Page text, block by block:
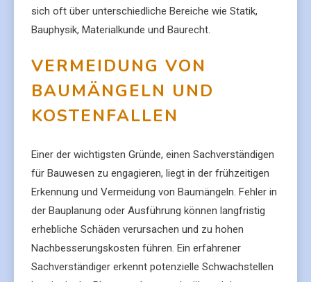
sich oft über unterschiedliche Bereiche wie Statik,
Bauphysik, Materialkunde und Baurecht.
VERMEIDUNG VON
BAUMÄNGELN UND
KOSTENFALLEN
Einer der wichtigsten Gründe, einen Sachverständigen
für Bauwesen zu engagieren, liegt in der frühzeitigen
Erkennung und Vermeidung von Baumängeln. Fehler in
der Bauplanung oder Ausführung können langfristig
erhebliche Schäden verursachen und zu hohen
Nachbesserungskosten führen. Ein erfahrener
Sachverständiger erkennt potenzielle Schwachstellen